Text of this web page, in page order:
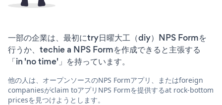
一部の企業は、最初にtry日曜大工（diy）NPS Formを
行うか、techie a NPS Formを作成できると主張する
「in 'no time'」を持っています。
他の人は、オープンソースのNPS Formアプリ、またはforeign
companiesがclaim toアプリNPS Formを提供するat rock-bottom
pricesを見つけようとします。